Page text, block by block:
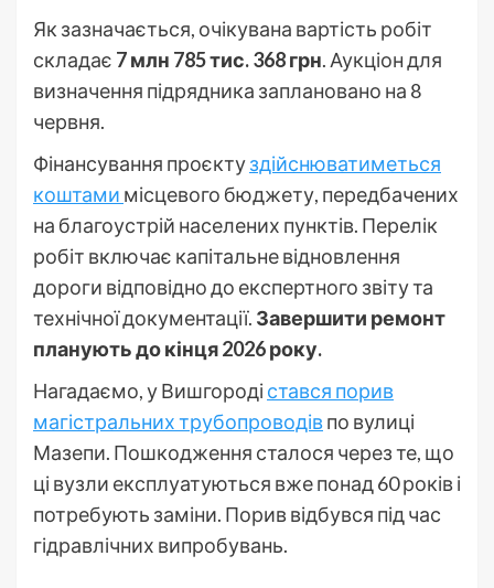
Як зазначається, очікувана вартість робіт
складає 7 млн 785 тис. 368 грн. Аукціон для
визначення підрядника заплановано на 8
червня.
Фінансування проєктуздійснюватиметься
коштами місцевого бюджету, передбачених
на благоустрій населених пунктів. Перелік
робіт включає капітальне відновлення
дороги відповідно до експертного звіту та
технічної документації. Завершити ремонт
планують до кінця 2026 року.
Нагадаємо, у Вишгороді стався порив
магістральних трубопроводівпо вулиці
Мазепи. Пошкодження сталося через те, що
ці вузли експлуатуються вже понад 60 років і
потребують заміни. Порив відбувся під час
гідравлічних випробувань.